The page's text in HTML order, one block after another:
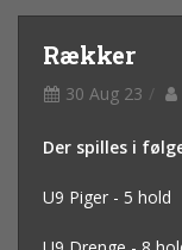
Rækker
30 Aug 23
Der spilles i
U9 Piger - 5 hold